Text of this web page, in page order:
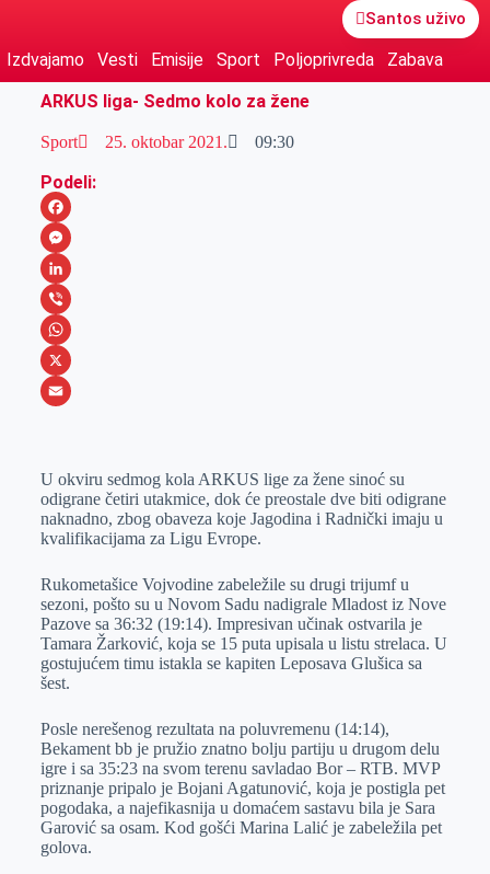
Santos uživo
Izdvajamo Vesti Emisije Sport Poljoprivreda
Zabava
ARKUS liga- Sedmo kolo za žene
Sport 25. oktobar 2021. 09:30
Podeli:
F
a
c
e
b
o
M
e
s
s
e
e
r
L
i
n
k
I
n
V
i
b
W
h
s
A
p
p
X
a
i
l
U okviru sedmog kola ARKUS lige za žene sinoć su
odigrane četiri utakmice, dok će preostale dve biti odigrane
naknadno, zbog obaveza koje Jagodina i Radnički imaju u
kvalifikacijama za Ligu Evrope.
Rukometašice Vojvodine zabeležile su drugi trijumf u
sezoni, pošto su u Novom Sadu nadigrale Mladost iz Nove
Pazove sa 36:32 (19:14). Impresivan učinak ostvarila je
Tamara Žarković, koja se 15 puta upisala u listu strelaca. U
gostujućem timu istakla se kapiten Leposava Glušica sa
šest.
Posle nerešenog rezultata na poluvremenu (14:14),
Bekament bb je pružio znatno bolju partiju u drugom delu
igre i sa 35:23 na svom terenu savladao Bor – RTB. MVP
priznanje pripalo je Bojani Agatunović, koja je postigla pet
pogodaka, a najefikasnija u domaćem sastavu bila je Sara
Garović sa osam. Kod gošći Marina Lalić je zabeležila pet
golova.